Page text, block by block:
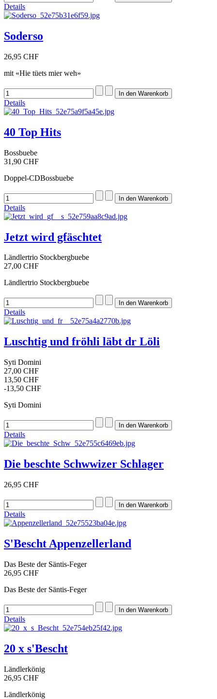
Details
Soderso
26,95 CHF
mit «Hie tüets mier weh»
Details
40 Top Hits
Bossbuebe
31,90 CHF
Doppel-CDBossbuebe
Details
Jetzt wird gfäschtet
Ländlertrio Stockbergbuebe
27,00 CHF
Ländlertrio Stockbergbuebe
Details
Luschtig und fröhli läbt dr Löli
Syti Domini
27,00 CHF
13,50 CHF
-13,50 CHF
Syti Domini
Details
Die beschte Schwwizer Schlager
26,95 CHF
Details
S'Bescht Appenzellerland
Das Beste der Säntis-Feger
26,95 CHF
Das Beste der Säntis-Feger
Details
20 x s'Bescht
Ländlerkönig
26,95 CHF
Ländlerkönig